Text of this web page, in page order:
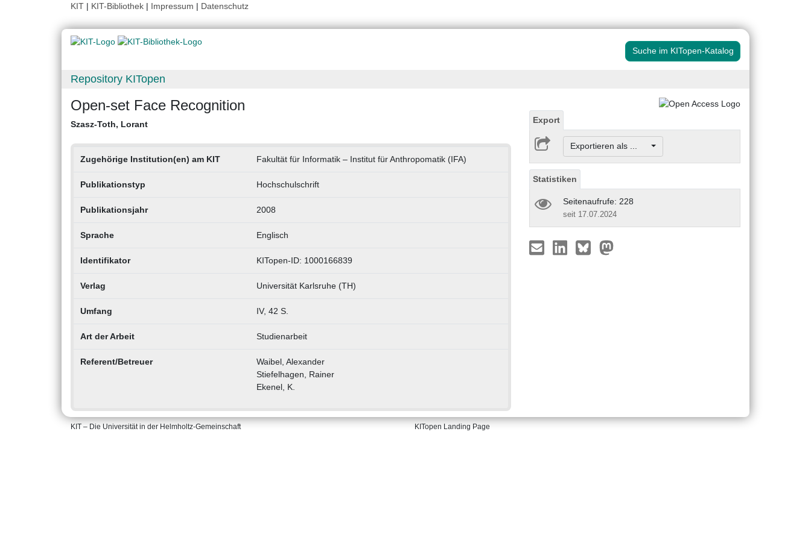
KIT | KIT-Bibliothek | Impressum | Datenschutz
Suche im KITopen-Katalog
Repository KITopen
Open-set Face Recognition
Szasz-Toth, Lorant
Zugehörige Institution(en) am KIT Fakultät für Informatik – Institut für Anthropomatik (IFA)
Publikationstyp Hochschulschrift
Publikationsjahr 2008
Sprache Englisch
Identifikator KITopen-ID: 1000166839
Verlag Universität Karlsruhe (TH)
Umfang IV, 42 S.
Art der Arbeit Studienarbeit
Referent/Betreuer
Waibel, Alexander
Stiefelhagen, Rainer
Ekenel, K.
Export
Exportieren als ...
Statistiken
Seitenaufrufe: 228
seit 17.07.2024
KIT – Die Universität in der Helmholtz-Gemeinschaft KITopen Landing Page